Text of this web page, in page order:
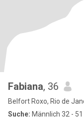
Fabiana, 36
Belfort Roxo, Rio de
Suche: Männlich 32 - 51